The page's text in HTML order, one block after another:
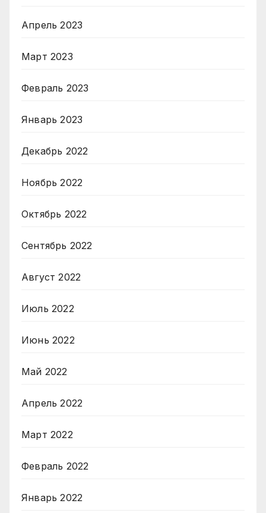
Апрель 2023
Март 2023
Февраль 2023
Январь 2023
Декабрь 2022
Ноябрь 2022
Октябрь 2022
Сентябрь 2022
Август 2022
Июль 2022
Июнь 2022
Май 2022
Апрель 2022
Март 2022
Февраль 2022
Январь 2022